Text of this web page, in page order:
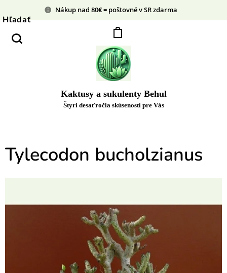
Nákup nad 80€ = poštovné v SR zdarma
Kaktusy a sukulenty Behul
Štyri desaťročia skúseností pre Vás
Hľadať
Tylecodon bucholzianus